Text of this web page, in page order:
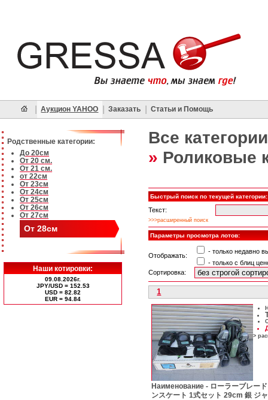
Аукцион YAHOO Заказать Статьи и Помощь
Родственные категории:
До 20см
От 20 см.
От 21 см.
от 22см
От 23см
От 24см
От 25см
От 26см
От 27см
От 28см
Наши котировки:
09.08.2026г.
JPY/USD = 152.53
USD = 82.82
ЕUR = 94.84
Все категории
» Роликовые
Быстрый поиск по текущей категории:
Текст:
>>>расширенный поиск
Параметры просмотра лотов:
Отображать:
- только недавно
- только с блиц
Сортировка:
1
>
Наименование - ローラーブレー
ンスケート 1式セット 29cm 銀 ジ